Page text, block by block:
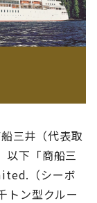
三井（代表取
以下「商船三
（シーボ
トン型クルー